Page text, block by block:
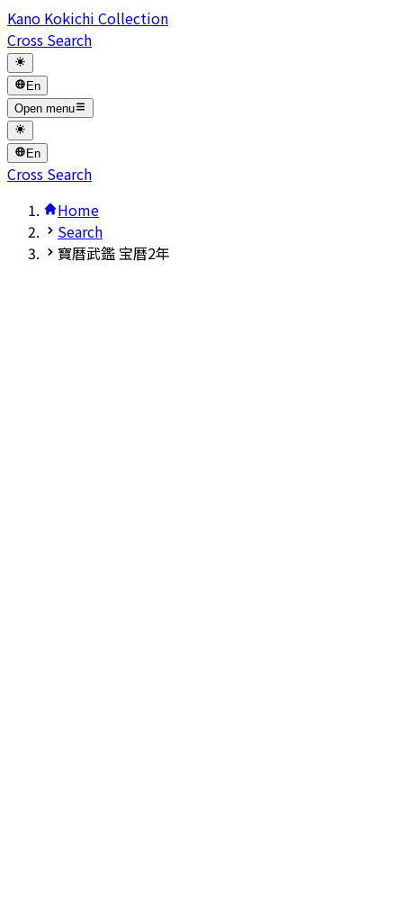
Kano Kokichi Collection
Cross Search
En
Open menu
En
Cross Search
Home
Search
寶暦武鑑 宝暦2年